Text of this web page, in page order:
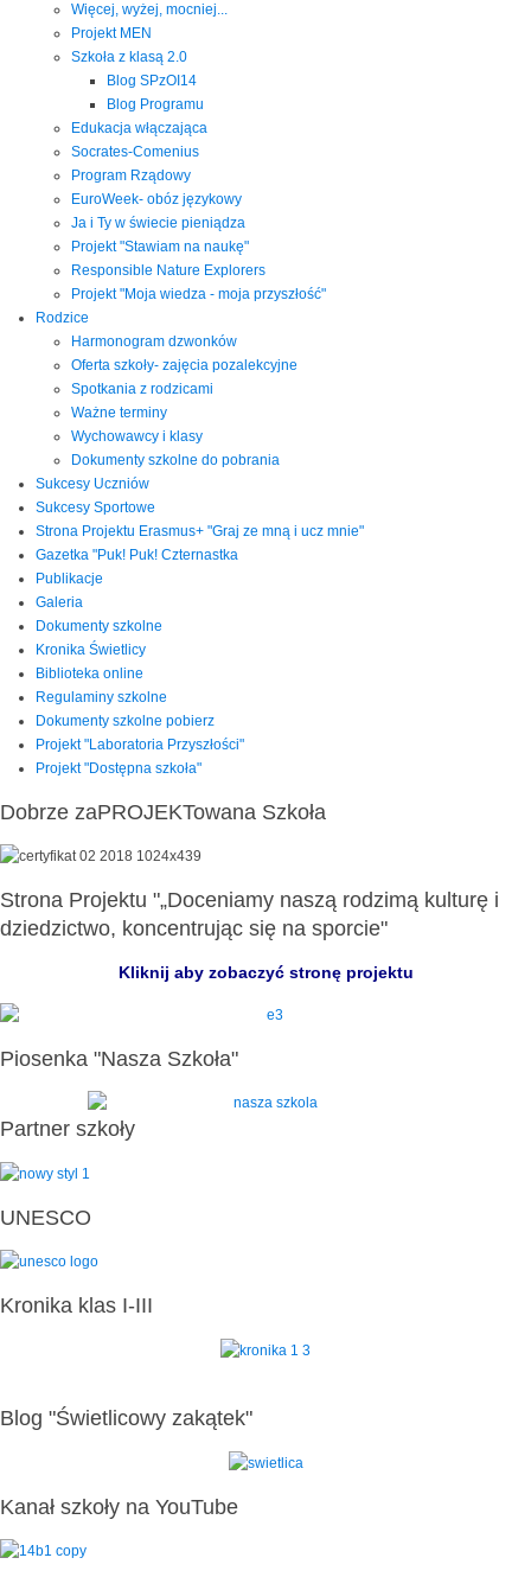
Więcej, wyżej, mocniej...
Projekt MEN
Szkoła z klasą 2.0
Blog SPzOI14
Blog Programu
Edukacja włączająca
Socrates-Comenius
Program Rządowy
EuroWeek- obóz językowy
Ja i Ty w świecie pieniądza
Projekt "Stawiam na naukę"
Responsible Nature Explorers
Projekt "Moja wiedza - moja przyszłość"
Rodzice
Harmonogram dzwonków
Oferta szkoły- zajęcia pozalekcyjne
Spotkania z rodzicami
Ważne terminy
Wychowawcy i klasy
Dokumenty szkolne do pobrania
Sukcesy Uczniów
Sukcesy Sportowe
Strona Projektu Erasmus+ "Graj ze mną i ucz mnie"
Gazetka "Puk! Puk! Czternastka
Publikacje
Galeria
Dokumenty szkolne
Kronika Świetlicy
Biblioteka online
Regulaminy szkolne
Dokumenty szkolne pobierz
Projekt "Laboratoria Przyszłości"
Projekt "Dostępna szkoła"
Dobrze zaPROJEKTowana Szkoła
Strona Projektu "„Doceniamy naszą rodzimą kulturę i
dziedzictwo, koncentrując się na sporcie"
Kliknij aby zobaczyć stronę projektu
Piosenka "Nasza Szkoła"
Partner szkoły
UNESCO
Kronika klas I-III
Blog "Świetlicowy zakątek"
Kanał szkoły na YouTube